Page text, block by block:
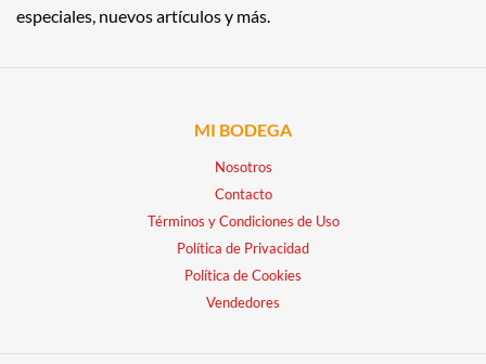
especiales, nuevos artículos y más.
MI BODEGA
Nosotros
Contacto
Términos y Condiciones de Uso
Política de Privacidad
Política de Cookies
Vendedores